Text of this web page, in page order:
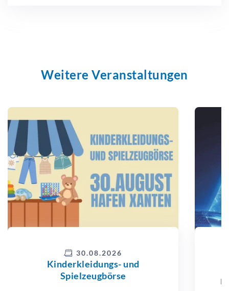
Weitere Veranstaltungen
30.08.2026
Kinderkleidungs- und
Spielzeugbörse